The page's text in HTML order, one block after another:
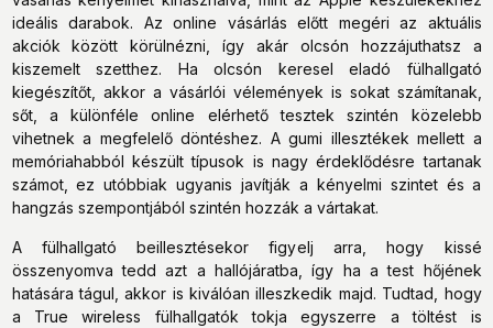
ideális darabok. Az online vásárlás előtt megéri az aktuális
akciók között körülnézni, így akár olcsón hozzájuthatsz a
kiszemelt szetthez. Ha olcsón keresel eladó fülhallgató
kiegészítőt, akkor a vásárlói vélemények is sokat számítanak,
sőt, a különféle online elérhető tesztek szintén közelebb
vihetnek a megfelelő döntéshez. A gumi illesztékek mellett a
memóriahabból készült típusok is nagy érdeklődésre tartanak
számot, ez utóbbiak ugyanis javítják a kényelmi szintet és a
hangzás szempontjából szintén hozzák a vártakat.
A fülhallgató beillesztésekor figyelj arra, hogy kissé
összenyomva tedd azt a hallójáratba, így ha a test hőjének
hatására tágul, akkor is kiválóan illeszkedik majd. Tudtad, hogy
a True wireless fülhallgatók tokja egyszerre a töltést is